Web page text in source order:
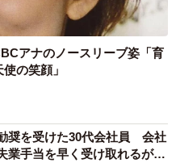
アナのノースリーブ姿「育
の笑顔」
奨を受けた30代会社員 会社
業手当を早く受け取れるが…